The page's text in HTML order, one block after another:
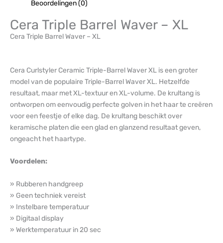
Beoordelingen (0)
Cera Triple Barrel Waver – XL
Cera Triple Barrel Waver – XL
Cera Curlstyler Ceramic Triple-Barrel Waver XL is een groter
model van de populaire Triple-Barrel Waver XL. Hetzelfde
resultaat, maar met XL-textuur en XL-volume. De krultang is
ontworpen om eenvoudig perfecte golven in het haar te creëren
voor een feestje of elke dag. De krultang beschikt over
keramische platen die een glad en glanzend resultaat geven,
ongeacht het haartype.
Voordelen:
» Rubberen handgreep
» Geen techniek vereist
» Instelbare temperatuur
» Digitaal display
» Werktemperatuur in 20 sec